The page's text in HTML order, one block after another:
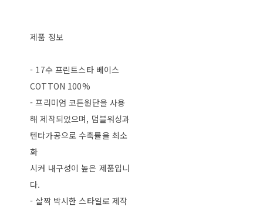
제품 정보
- 17수 프린트스타 베이스
COTTON 100%
- 프리미엄 코튼원단을 사용
해 제작되었으며, 덤블워싱과
텐타가공으로 수축률을 최소
화
시켜 내구성이 높은 제품입니
다.
- 살짝 박시한 스타일로 제작